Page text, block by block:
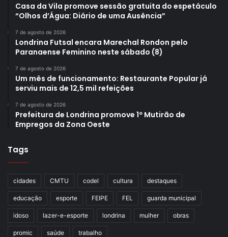
Casa da Vila promove sessão gratuita do espetáculo
“Olhos d’Água: Diário de uma Ausência”
7 de agosto de 2026
Londrina Futsal encara Marechal Rondon pelo
Paranaense Feminino neste sábado (8)
7 de agosto de 2026
Um mês de funcionamento: Restaurante Popular já
serviu mais de 12,5 mil refeições
7 de agosto de 2026
Prefeitura de Londrina promove 1º Mutirão de
Empregos da Zona Oeste
Tags
cidades CMTU codel cultura destaques
educação esporte FEIPE FEL guarda municipal
idoso lazer-e-esporte londrina mulher obras
promic saúde trabalho